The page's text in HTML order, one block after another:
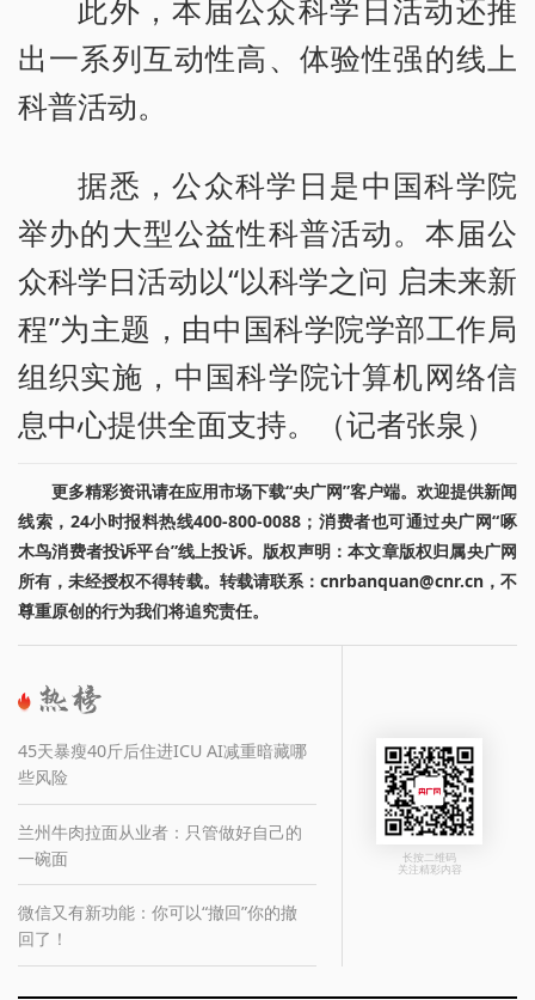
此外，本届公众科学日活动还推
出一系列互动性高、体验性强的线上
科普活动。
据悉，公众科学日是中国科学院
举办的大型公益性科普活动。本届公
众科学日活动以“以科学之问 启未来新
程”为主题，由中国科学院学部工作局
组织实施，中国科学院计算机网络信
息中心提供全面支持。（记者张泉）
更多精彩资讯请在应用市场下载“央广网”客户端。欢迎提供新闻
线索，24小时报料热线400-800-0088；消费者也可通过央广网“啄
木鸟消费者投诉平台”线上投诉。版权声明：本文章版权归属央广网
所有，未经授权不得转载。转载请联系：cnrbanquan@cnr.cn，不
尊重原创的行为我们将追究责任。
45天暴瘦40斤后住进ICU AI减重暗藏哪
些风险
兰州牛肉拉面从业者：只管做好自己的
一碗面
微信又有新功能：你可以“撤回”你的撤
回了！
长按二维码
关注精彩内容